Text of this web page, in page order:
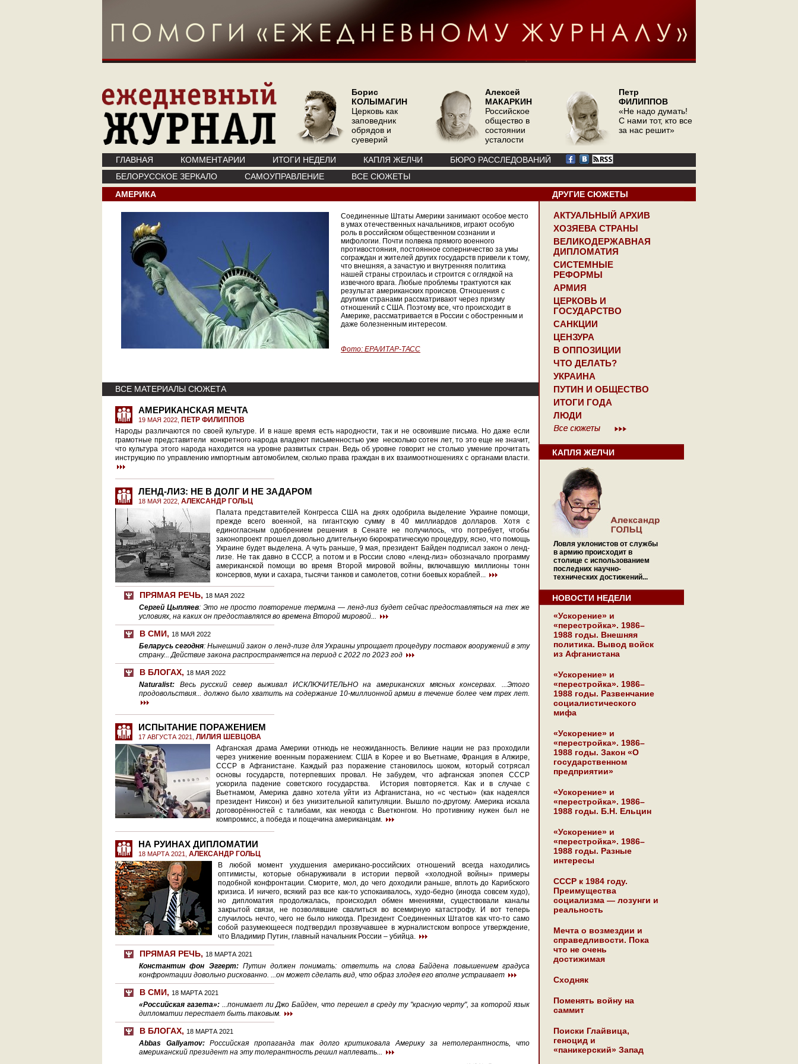
Борис
КОЛЫМАГИН
Церковь как
заповедник
обрядов и
суеверий
Алексей
МАКАРКИН
Российское
общество в
состоянии
усталости
Петр
ФИЛИППОВ
«Не надо думать!
С нами тот, кто все
за нас решит»
ГЛАВНАЯ КОММЕНТАРИИ ИТОГИ НЕДЕЛИ КАПЛЯ ЖЕЛЧИ
БЮРО РАССЛЕДОВАНИЙ
БЕЛОРУССКОЕ ЗЕРКАЛО
САМОУПРАВЛЕНИЕ
ВСЕ СЮЖЕТЫ
АМЕРИКА
Соединенные Штаты Америки занимают особое место
в умах отечественных начальников, играют особую
роль в российском общественном сознании и
мифологии. Почти полвека прямого военного
противостояния, постоянное соперничество за умы
сограждан и жителей других государств привели к тому,
что внешняя, а зачастую и внутренняя политика
нашей страны строилась и строится с оглядкой на
извечного врага. Любые проблемы трактуются как
результат американских происков. Отношения с
другими странами рассматривают через призму
отношений с США. Поэтому все, что происходит в
Америке, рассматривается в России с обостренным и
даже болезненным интересом.
Фото: EPA/ИТАР-ТАСС
ВСЕ МАТЕРИАЛЫ СЮЖЕТА
АМЕРИКАНСКАЯ МЕЧТА
19 МАЯ 2022,
ПЕТР ФИЛИППОВ
Народы различаются по своей культуре. И в наше время есть народности, так и не освоившие письма. Но даже если
грамотные представители конкретного народа владеют письменностью уже несколько сотен лет, то это еще не значит,
что культура этого народа находится на уровне развитых стран. Ведь об уровне говорит не столько умение прочитать
инструкцию по управлению импортным автомобилем, сколько права граждан в их взаимоотношениях с органами власти.
ЛЕНД-ЛИЗ: НЕ В ДОЛГ И НЕ ЗАДАРОМ
18 МАЯ 2022, АЛЕКСАНДР ГОЛЬЦ
Палата представителей Конгресса США на днях одобрила выделение Украине помощи,
прежде всего военной, на гигантскую сумму в 40 миллиардов долларов. Хотя с
единогласным одобрением решения в Сенате не получилось, что потребует, чтобы
законопроект прошел довольно длительную бюрократическую процедуру, ясно, что помощь
Украине будет выделена. А чуть раньше, 9 мая, президент Байден подписал закон о ленд-
лизе. Не так давно в СССР, а потом и в России слово «ленд-лиз» обозначало программу
американской помощи во время Второй мировой войны, включавшую миллионы тонн
консервов, муки и сахара, тысячи танков и самолетов, сотни боевых кораблей...
ПРЯМАЯ РЕЧЬ, 18 МАЯ 2022
Сергей Цыпляев: Это не просто повторение термина — ленд-лиз будет сейчас предоставляться на тех же
условиях, на каких он предоставлялся во времена Второй мировой...
В СМИ, 18 МАЯ 2022
Беларусь сегодня: Нынешний закон о ленд-лизе для Украины упрощает про­цеду­ру поставок вооружений в эту
страну... Действие закона распространяется на период с 2022 по 2023 год
В БЛОГАХ, 18 МАЯ 2022
Naturalist: Весь русский север выживал ИСКЛЮЧИТЕЛЬНО на американских мясных консервах. ...Этого
продовольствия... должно было хватить на содержание 10-миллионной армии в течение более чем трех лет.
ИСПЫТАНИЕ ПОРАЖЕНИЕМ
17 АВГУСТА 2021, ЛИЛИЯ ШЕВЦОВА
Афганская драма Америки отнюдь не неожиданность. Великие нации не раз проходили
через унижение военным поражением: США в Корее и во Вьетнаме, Франция в Алжире,
СССР в Афганистане. Каждый раз поражение становилось шоком, который сотрясал
основы государств, потерпевших провал. Не забудем, что афганская эпопея СССР
ускорила падение советского государства. История повторяется. Как и в случае с
Вьетнамом, Америка давно хотела уйти из Афганистана, но «с честью» (как надеялся
президент Никсон) и без унизительной капитуляции. Вышло по-другому. Америка искала
договорённостей с талибами, как некогда с Вьетконгом. Но противнику нужен был не
компромисс, а победа и пощечина американцам.
НА РУИНАХ ДИПЛОМАТИИ
18 МАРТА 2021, АЛЕКСАНДР ГОЛЬЦ
В любой момент ухудшения американо-российских отношений всегда находились
оптимисты, которые обнаруживали в истории первой «холодной войны» примеры
подобной конфронтации. Сморите, мол, до чего доходили раньше, вплоть до Карибского
кризиса. И ничего, всякий раз все как-то успокаивалось, худо-бедно (иногда совсем худо),
но дипломатия продолжалась, происходил обмен мнениями, существовали каналы
закрытой связи, не позволявшие свалиться во всемирную катастрофу. И вот теперь
случилось нечто, чего не было никогда. Президент Соединенных Штатов как что-то само
собой разумеющееся подтвердил прозвучавшее в журналистском вопросе утверждение,
что Владимир Путин, главный начальник России – убийца.
ПРЯМАЯ РЕЧЬ, 18 МАРТА 2021
Константин фон Эггерт: Путин должен понимать: ответить на слова Байдена повышением градуса
конфронтации довольно рискованно. ...он может сделать вид, что образ злодея его вполне устраивает
В СМИ, 18 МАРТА 2021
«Российская газета»: ...понимает ли Джо Байден, что перешел в среду ту "красную черту", за которой язык
дипломатии перестает быть таковым.
В БЛОГАХ, 18 МАРТА 2021
Abbas Gallyamov:Российская пропаганда так долго критиковала Америку за нетолерантность, что
американский президент на эту толерантность решил наплевать...
ДРУГИЕ СЮЖЕТЫ
АКТУАЛЬНЫЙ АРХИВ
ХОЗЯЕВА СТРАНЫ
ВЕЛИКОДЕРЖАВНАЯ
ДИПЛОМАТИЯ
СИСТЕМНЫЕ
РЕФОРМЫ
АРМИЯ
ЦЕРКОВЬ И
ГОСУДАРСТВО
САНКЦИИ
ЦЕНЗУРА
В ОППОЗИЦИИ
ЧТО ДЕЛАТЬ?
УКРАИНА
ПУТИН И ОБЩЕСТВО
ИТОГИ ГОДА
ЛЮДИ
КАПЛЯ ЖЕЛЧИ
Ловля уклонистов от службы
в армию происходит в
столице с использованием
последних научно-
технических достижений...
НОВОСТИ НЕДЕЛИ
«Ускорение» и
«перестройка». 1986–
1988 годы. Внешняя
политика. Вывод войск
из Афганистана
«Ускорение» и
«перестройка». 1986–
1988 годы. Развенчание
социалистического
мифа
«Ускорение» и
«перестройка». 1986–
1988 годы. Закон «О
государственном
предприятии»
«Ускорение» и
«перестройка». 1986–
1988 годы. Б.Н. Ельцин
«Ускорение» и
«перестройка». 1986–
1988 годы. Разные
интересы
СССР к 1984 году.
Преимущества
социализма — лозунги и
реальность
Мечта о возмездии и
справедливости. Пока
что не очень
достижимая
Сходняк
Поменять войну на
саммит
Поиски Глайвица,
геноцид и
«паникерский» Запад